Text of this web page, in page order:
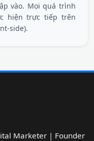
vào. Mọi quá trình
hiện trực tiếp trên
side).
Marketer | Founder